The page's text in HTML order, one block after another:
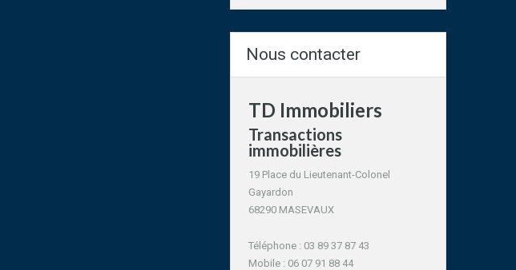
Nous contacter
TD Immobiliers
Transactions
immobilières
19 Place du Lieutenant-Colonel
Gayardon
68290 MASEVAUX
Téléphone : 03 89 37 87 43
Mobile : 06 07 91 88 44